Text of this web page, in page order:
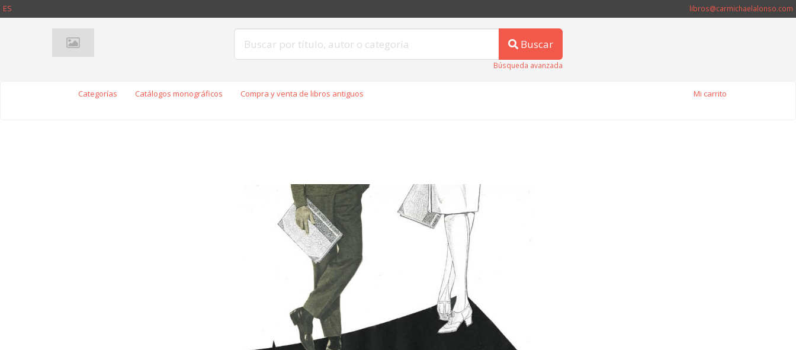
ES libros@carmichaelalonso.com
Buscar
Búsqueda avanzada
Categorías Catálogos monográficos Compra y venta de libros antiguos Mi carrito